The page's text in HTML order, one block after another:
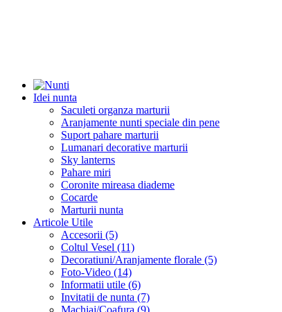
Idei nunta
Saculeti organza marturii
Aranjamente nunti speciale din pene
Suport pahare marturii
Lumanari decorative marturii
Sky lanterns
Pahare miri
Coronite mireasa diademe
Cocarde
Marturii nunta
Articole Utile
Accesorii (5)
Coltul Vesel (11)
Decoratiuni/Aranjamente florale (5)
Foto-Video (14)
Informatii utile (6)
Invitatii de nunta (7)
Machiaj/Coafura (9)